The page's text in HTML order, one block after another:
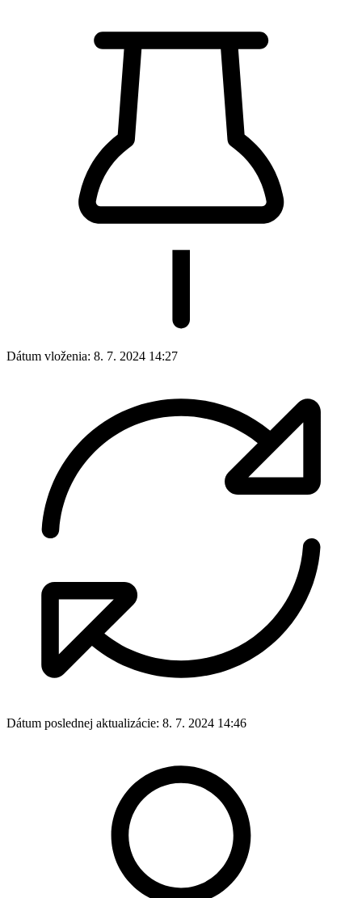
Dátum vloženia: 8. 7. 2024 14:27
Dátum poslednej aktualizácie: 8. 7. 2024 14:46